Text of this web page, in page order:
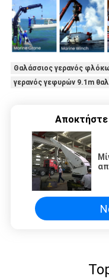
Θαλάσσιος γερανός
γερανός γεφυρών 9.1m
Αποκτήστε